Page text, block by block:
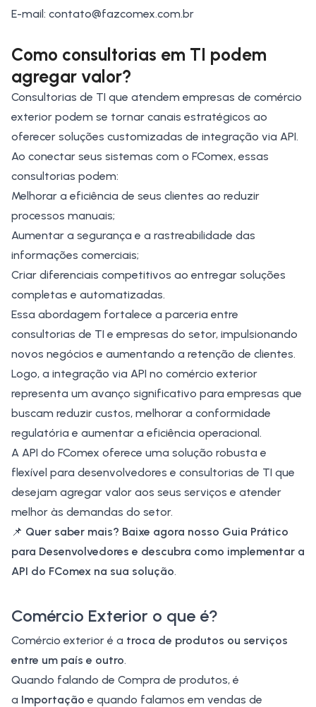
E-mail: contato@fazcomex.com.br
Como consultorias em TI podem
agregar valor?
Consultorias de TI que atendem empresas de comércio
exterior podem se tornar canais estratégicos ao
oferecer soluções customizadas de integração via API.
Ao conectar seus sistemas com o FComex, essas
consultorias podem:
Melhorar a eficiência de seus clientes ao reduzir
processos manuais;
Aumentar a segurança e a rastreabilidade das
informações comerciais;
Criar diferenciais competitivos ao entregar soluções
completas e automatizadas.
Essa abordagem fortalece a parceria entre
consultorias de TI e empresas do setor, impulsionando
novos negócios e aumentando a retenção de clientes.
Logo, a integração via API no comércio exterior
representa um avanço significativo para empresas que
buscam reduzir custos, melhorar a conformidade
regulatória e aumentar a eficiência operacional.
A API do FComex oferece uma solução robusta e
flexível para desenvolvedores e consultorias de TI que
desejam agregar valor aos seus serviços e atender
melhor às demandas do setor.
📌 Quer saber mais? Baixe agora nosso Guia Prático
para Desenvolvedores e descubra como implementar a
API do FComex na sua solução.
Comércio Exterior o que é?
Comércio exterior é a troca de produtos ou serviços
entre um país e outro.
Quando falando de Compra de produtos, é
a Importação e quando falamos em vendas de